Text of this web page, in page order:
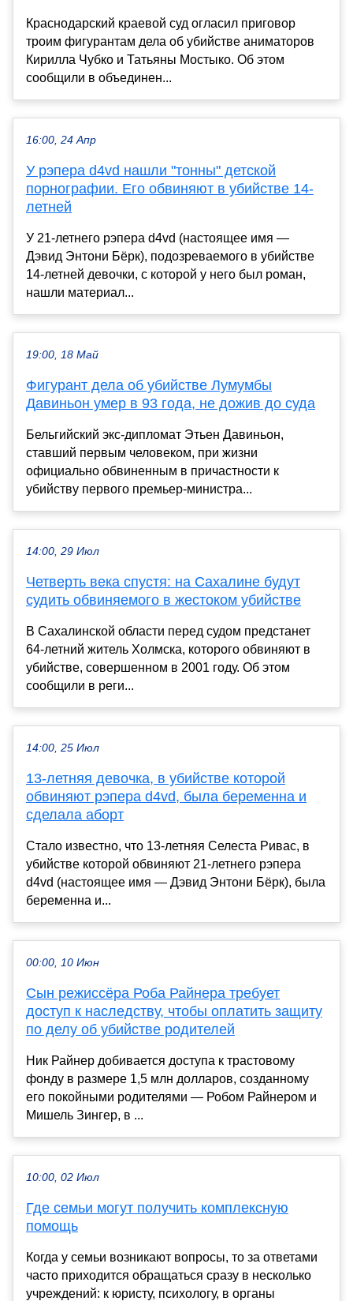
Краснодарский краевой суд огласил приговор
троим фигурантам дела об убийстве аниматоров
Кирилла Чубко и Татьяны Мостыко. Об этом
сообщили в объединен...
16:00, 24 Апр
У рэпера d4vd нашли "тонны" детской
порнографии. Его обвиняют в убийстве 14-
летней
У 21-летнего рэпера d4vd (настоящее имя —
Дэвид Энтони Бёрк), подозреваемого в убийстве
14-летней девочки, с которой у него был роман,
нашли материал...
19:00, 18 Май
Фигурант дела об убийстве Лумумбы
Давиньон умер в 93 года, не дожив до суда
Бельгийский экс-дипломат Этьен Давиньон,
ставший первым человеком, при жизни
официально обвиненным в причастности к
убийству первого премьер-министра...
14:00, 29 Июл
Четверть века спустя: на Сахалине будут
судить обвиняемого в жестоком убийстве
В Сахалинской области перед судом предстанет
64-летний житель Холмска, которого обвиняют в
убийстве, совершенном в 2001 году. Об этом
сообщили в реги...
14:00, 25 Июл
13-летняя девочка, в убийстве которой
обвиняют рэпера d4vd, была беременна и
сделала аборт
Стало известно, что 13-летняя Селеста Ривас, в
убийстве которой обвиняют 21-летнего рэпера
d4vd (настоящее имя — Дэвид Энтони Бёрк), была
беременна и...
00:00, 10 Июн
Сын режиссёра Роба Райнера требует
доступ к наследству, чтобы оплатить защиту
по делу об убийстве родителей
Ник Райнер добивается доступа к трастовому
фонду в размере 1,5 млн долларов, созданному
его покойными родителями — Робом Райнером и
Мишель Зингер, в ...
10:00, 02 Июл
Где семьи могут получить комплексную
помощь
Когда у семьи возникают вопросы, то за ответами
часто приходится обращаться сразу в несколько
учреждений: к юристу, психологу, в органы